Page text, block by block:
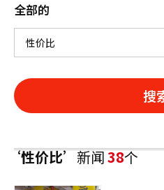
全部的
搜
‘性价比’新闻38个